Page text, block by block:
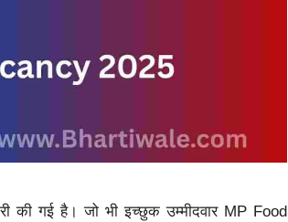
की गई है। जो भी इच्छुक उम्मीदवार MP Food